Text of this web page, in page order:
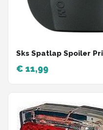
Sks Spatlap Spoiler
€ 11,99